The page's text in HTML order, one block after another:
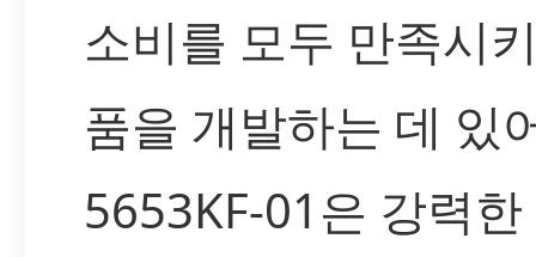
소비를 모두 만족시
품을 개발하는 데 있
5653KF-01은 강력